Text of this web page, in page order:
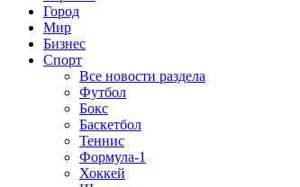
Город
Мир
Бизнес
Спорт
Все новости раздела
Футбол
Бокс
Баскетбол
Теннис
Формула-1
Хоккей